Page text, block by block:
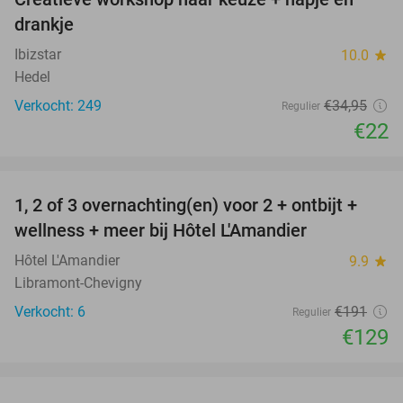
drankje
Ibizstar 10.0 star
Hedel
Verkocht: 249
Regulier €34,95
€22
32%
TODAY
1, 2 of 3 overnachting(en) voor 2 + ontbijt +
wellness + meer bij Hôtel L'Amandier
Hôtel L'Amandier 9.9 star
Libramont-Chevigny
Verkocht: 6
Regulier €191
€129